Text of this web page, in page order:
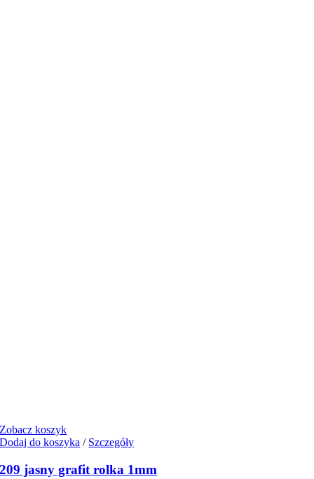
Zobacz koszyk
Dodaj do koszyka / Szczegóły
209 jasny grafit rolka 1mm